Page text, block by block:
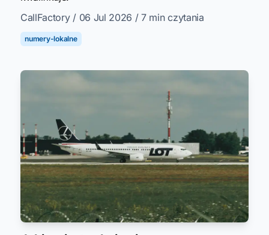
CallFactory / 06 Jul 2026 / 7 min czytania
numery-lokalne